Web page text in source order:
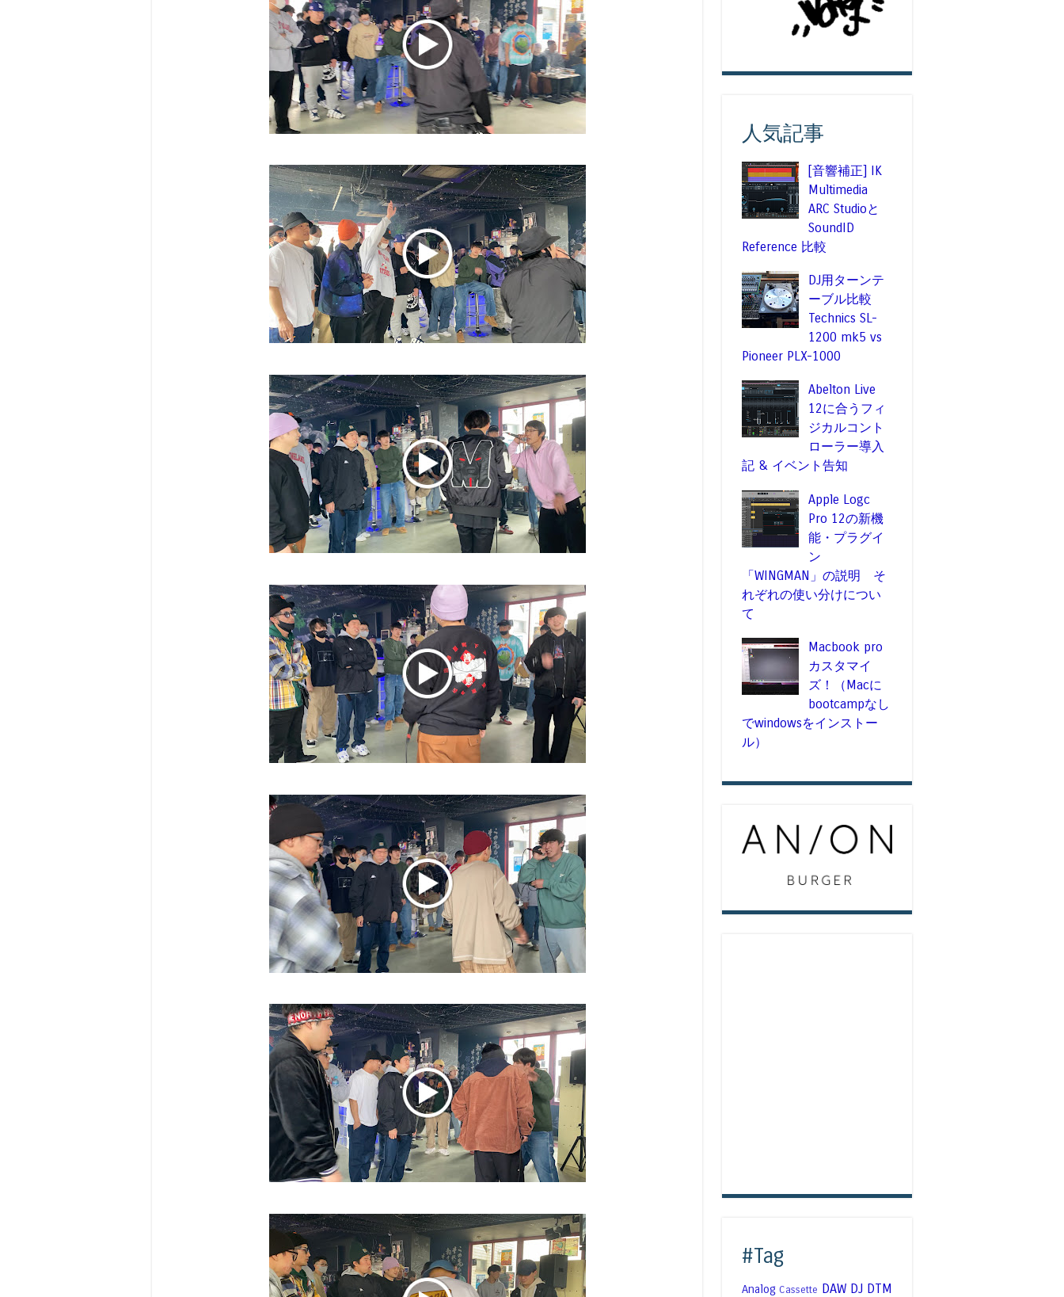
人気記事
[音響補正] IK
Multimedia
ARC Studioと
SoundID
Reference 比較
DJ用ターンテ
ーブル比較
Technics SL-
1200 mk5 vs
Pioneer PLX-1000
Abelton Live
12に合うフィ
ジカルコント
ローラー導入
記 & イベント告知
Apple Logc
Pro 12の新機
能・プラグイ
ン
「WINGMAN」の説明 そ
れぞれの使い分けについ
て
Macbook pro
カスタマイ
ズ！（Macに
bootcampなし
でwindowsをインストー
ル）
#Tag
Analog Cassette DAW DJ DTM